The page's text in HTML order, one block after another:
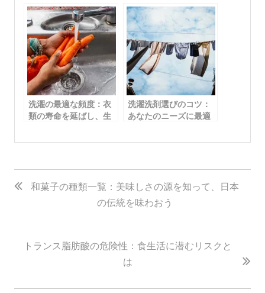
洗濯の最適な頻度：衣
類の寿命を延ばし、生
洗濯洗剤選びのコツ：
あなたのニーズに最適
投
稿
ゲ
シ
和菓子の種類一覧：美味しさの源を知って、日本
の伝統を味わおう
トランス脂肪酸の危険性：食生活に潜むリスクと
は